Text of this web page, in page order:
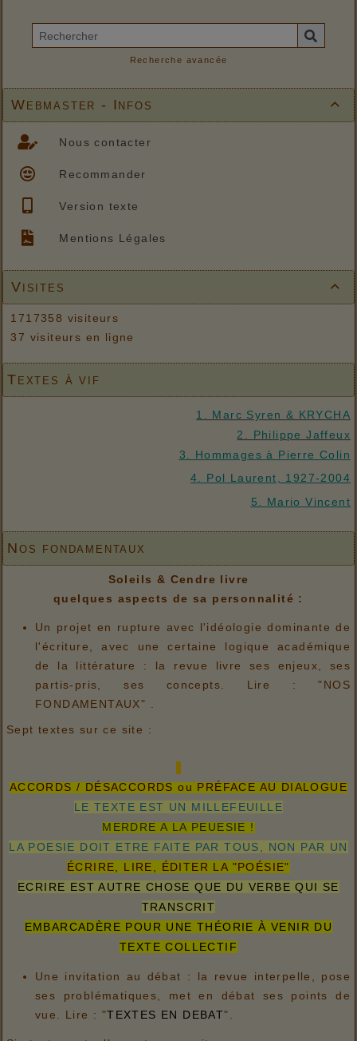
Recherche avancée

Webmaster - Infos
Nous contacter
Recommander
Version texte
Mentions Légales

Visites
1717358 visiteurs
37 visiteurs en ligne
Textes à vif
1. Marc Syren & KRYCHA
2. Philippe Jaffeux
3. Hommages à Pierre Colin
4. Pol Laurent, 1927-2004
5. Mario Vincent
Nos fondamentaux
Soleils & Cendre livre
quelques aspects de sa personnalité :
Un projet en rupture avec l'idéologie dominante de
l'écriture, avec une certaine logique académique
de la littérature : la revue livre ses enjeux, ses
partis-pris, ses concepts. Lire : "NOS
FONDAMENTAUX" .
Sept textes sur ce site :
ACCORDS / DÉSACCORDS ou PRÉFACE AU DIALOGUE
LE TEXTE EST UN MILLEFEUILLE
MERDRE A LA PEUESIE !
LA POESIE DOIT ETRE FAITE PAR TOUS, NON PAR UN
ÉCRIRE, LIRE, ÉDITER LA "POÉSIE"
ECRIRE EST AUTRE CHOSE QUE DU VERBE QUI SE
TRANSCRIT
EMBARCADÈRE POUR UNE THÉORIE À VENIR DU
TEXTE COLLECTIF
Une invitation au débat : la revue interpelle, pose
ses problématiques, met en débat ses points de
vue. Lire : "TEXTES EN DEBAT".